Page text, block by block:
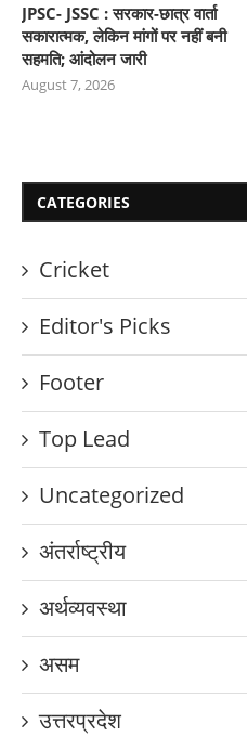
JPSC- JSSC : सरकार-छात्र वार्ता
सकारात्मक, लेकिन मांगों पर नहीं बनी
सहमति; आंदोलन जारी
August 7, 2026
CATEGORIES
Cricket
Editor's Picks
Footer
Top Lead
Uncategorized
अंतर्राष्ट्रीय
अर्थव्यवस्था
असम
उत्तरप्रदेश